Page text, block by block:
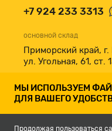
+7 924 233 3313
основной склад
Приморский край, г.
ул. Угольная, 61, ст.
принимаем к оплате
МЫ ИСПОЛЬЗУЕМ
ДЛЯ ВАШЕГО
Продолжая пользоваться